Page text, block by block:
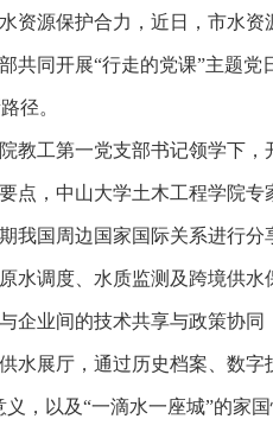
源保护合力，近日，市水资
共同开展“行走的党课”主题
径。
工第一党支部书记领学下，
点，中山大学土木工程学院
我国周边国家国际关系进行
水调度、水质监测及跨境供
企业间的技术共享与政策协
展厅，通过历史档案、数字
，以及“一滴水一座城”的家